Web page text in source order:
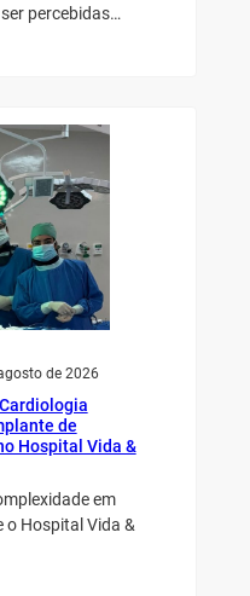
percebidas…
de 2026
de
Hospital Vida &
em
o Hospital Vida &